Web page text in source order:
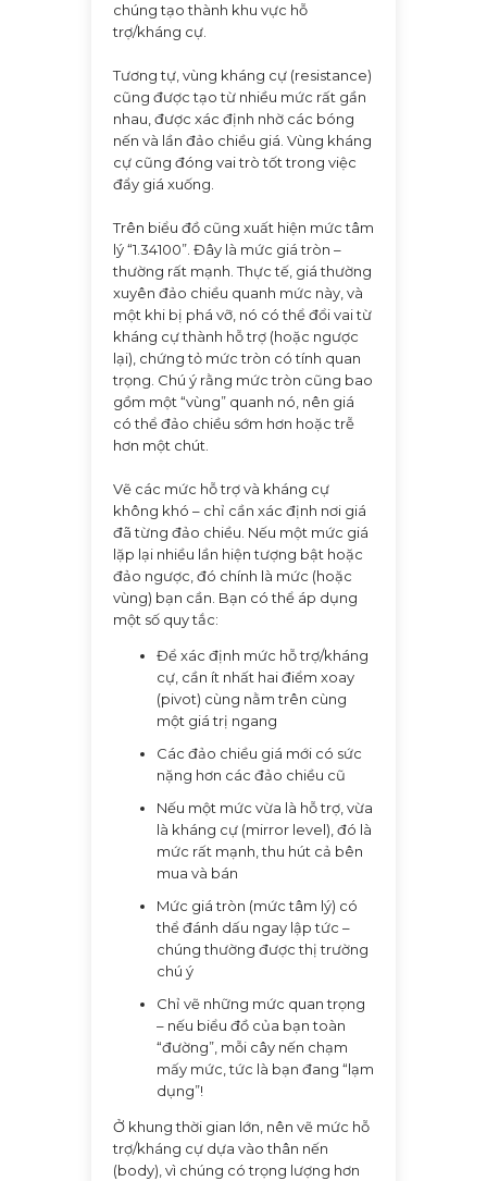
chúng tạo thành khu vực hỗ
trợ/kháng cự.
Tương tự, vùng kháng cự (resistance)
cũng được tạo từ nhiều mức rất gần
nhau, được xác định nhờ các bóng
nến và lần đảo chiều giá. Vùng kháng
cự cũng đóng vai trò tốt trong việc
đẩy giá xuống.
Trên biểu đồ cũng xuất hiện mức tâm
lý “1.34100”. Đây là mức giá tròn –
thường rất mạnh. Thực tế, giá thường
xuyên đảo chiều quanh mức này, và
một khi bị phá vỡ, nó có thể đổi vai từ
kháng cự thành hỗ trợ (hoặc ngược
lại), chứng tỏ mức tròn có tính quan
trọng. Chú ý rằng mức tròn cũng bao
gồm một “vùng” quanh nó, nên giá
có thể đảo chiều sớm hơn hoặc trễ
hơn một chút.
Vẽ các mức hỗ trợ và kháng cự
không khó – chỉ cần xác định nơi giá
đã từng đảo chiều. Nếu một mức giá
lặp lại nhiều lần hiện tượng bật hoặc
đảo ngược, đó chính là mức (hoặc
vùng) bạn cần. Bạn có thể áp dụng
một số quy tắc:
Để xác định mức hỗ trợ/kháng
cự, cần ít nhất hai điểm xoay
(pivot) cùng nằm trên cùng
một giá trị ngang
Các đảo chiều giá mới có sức
nặng hơn các đảo chiều cũ
Nếu một mức vừa là hỗ trợ, vừa
là kháng cự (mirror level), đó là
mức rất mạnh, thu hút cả bên
mua và bán
Mức giá tròn (mức tâm lý) có
thể đánh dấu ngay lập tức –
chúng thường được thị trường
chú ý
Chỉ vẽ những mức quan trọng
– nếu biểu đồ của bạn toàn
“đường”, mỗi cây nến chạm
mấy mức, tức là bạn đang “lạm
dụng”!
Ở khung thời gian lớn, nên vẽ mức hỗ
trợ/kháng cự dựa vào thân nến
(body), vì chúng có trọng lượng hơn